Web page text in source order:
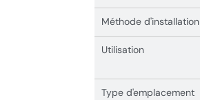
Méthode d'installation
Utilisation
Type d'emplacement